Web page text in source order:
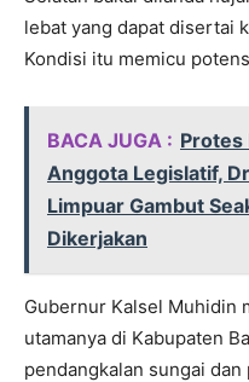
lebat yang dapat disertai
Kondisi itu memicu
BACA JUGA : Protes
Anggota Legislatif,
Limpuar Gambut
Dikerjakan
Gubernur Kalsel Muhidin
utamanya di Kabupaten
pendangkalan sungai dan